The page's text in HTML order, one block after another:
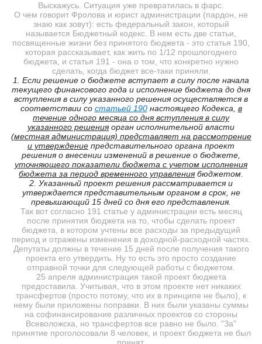
Выскажусь. Ситуация уже превратилась в фарс.
О чем говорит Фролова и юрист администрации (пардон, не
знаю как зовут): есть федеральный закон, который
называется Бюджетный кодекс. В нем есть две статьи,
посвященные жизни без принятого бюджета - это статья 190,
которая рассказывает, как жить по 1/12 прошлогоднего
бюджета, и статья 191 - она о том, что конкретно нужно
сделать, когда бюджет все-таки приняли.
1. Если решение о бюджете вступает в силу после начала
текущего финансового года и исполнение бюджета до дня
вступления в силу указанного решения осуществляется в
соответствии со статьей 190настоящего Кодекса, в
течение одного месяца со дня вступления в силу
указанного решения орган исполнительной власти
(местная администрация) представляет на рассмотрение
и утверждение представительного органа проект
решения о внесении изменений в решение о бюджете,
уточняющего показатели бюджета с учетом исполнения
бюджета за период временного управления бюджетом.
2. Указанный проект решения рассматривается и
утверждается представительным органом в срок, не
превышающий 15 дней со дня его представления.
Так вот согласно 191 статье у администрации есть месяц
после принятия бюджета на то, чтобы сделать проект
бюджета, в котором учтены все расходы за предыдущий
период и отражены изменения в доходной-расходной частях.
Депутаты должны в течение 15 дней после получения такого
проекта его утвердить. Ну то есть это просто создание
отправной точки для следующей работы с бюджетом.
25 апреля администрация такой проект бюджета
предоставила. Учитывая, что в этом проекте нет никаких
трансфертов (просто потому, что их в принципе не было), к
нему были приложены поправки. В них были указаны суммы
на софинансирование различных проектов со стороны
Всеволожска, но трансфертов все равно не было. "За"
принятие проголосовали 8 человек, и проект бюджета не был